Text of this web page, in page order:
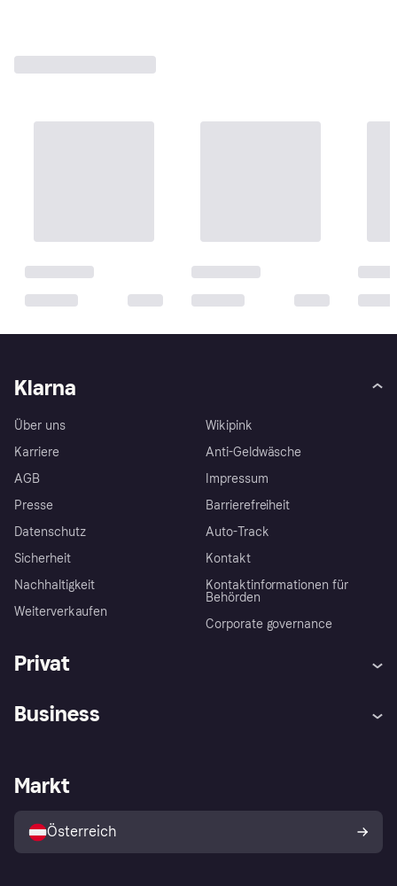
Klarna
Über uns
Karriere
AGB
Presse
Datenschutz
Sicherheit
Nachhaltigkeit
Weiterverkaufen
Wikipink
Anti-Geldwäsche
Impressum
Barrierefreiheit
Auto-Track
Kontakt
Kontaktinformationen für
Behörden
Corporate governance
Privat
Shops entdecken
Business
Händlerportal
Markt
Österreich